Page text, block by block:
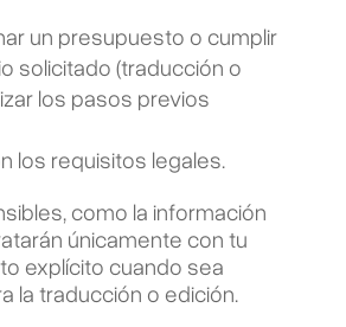
un presupuesto o cumplir
solicitado (traducción o
los pasos previos
los requisitos legales.
como la información
únicamente con tu
explícito cuando sea
la traducción o edición.